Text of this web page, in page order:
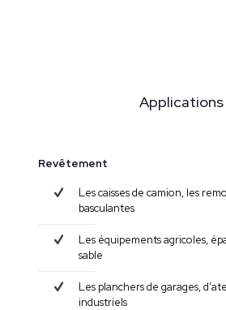
Applications
Revêtement
Les caisses de camion, les
basculantes
Les équipements agricoles,
sable
Les planchers de garages,
industriels